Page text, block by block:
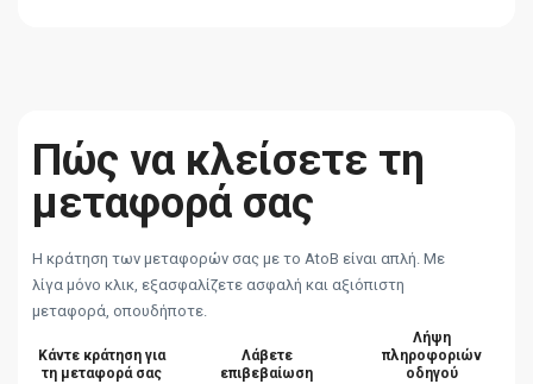
Πώς να κλείσετε τη
μεταφορά σας
Η κράτηση των μεταφορών σας με το AtoB είναι απλή. Με
λίγα μόνο κλικ, εξασφαλίζετε ασφαλή και αξιόπιστη
μεταφορά, οπουδήποτε.
Κάντε κράτηση για
τη μεταφορά σας
Λάβετε
επιβεβαίωση
Λήψη
πληροφοριών
οδηγού